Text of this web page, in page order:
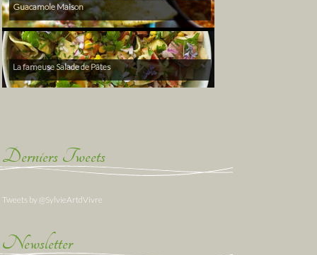
Guacamole Maison
La fameuse Salade de Pâtes
Derniers Tweets
Tweets by @SylvieArtdVivre
Newsletter